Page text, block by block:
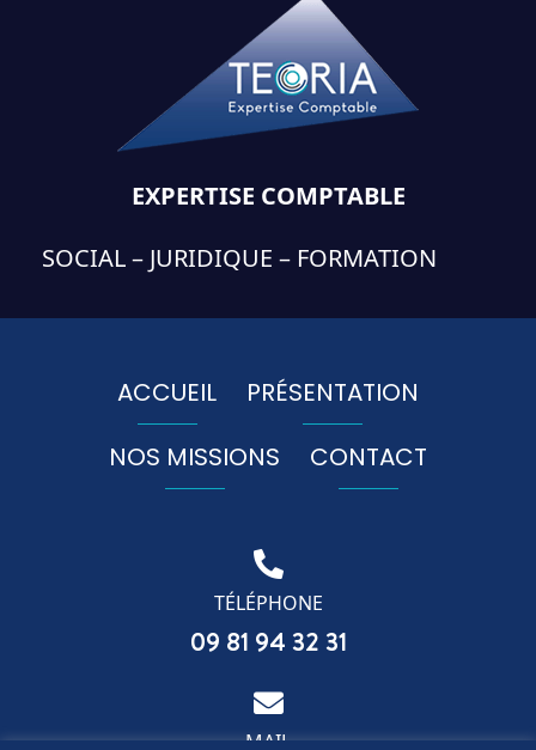
EXPERTISE COMPTABLE
SOCIAL – JURIDIQUE – FORMATION
ACCUEIL
PRÉSENTATION
NOS MISSIONS
CONTACT
TÉLÉPHONE
09 81 94 32 31
MAIL